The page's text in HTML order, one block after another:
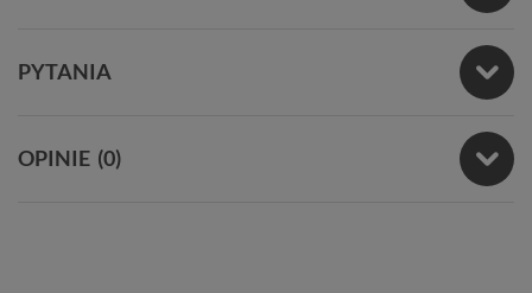
PYTANIA
OPINIE (0)